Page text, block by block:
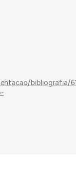
bibliografia/